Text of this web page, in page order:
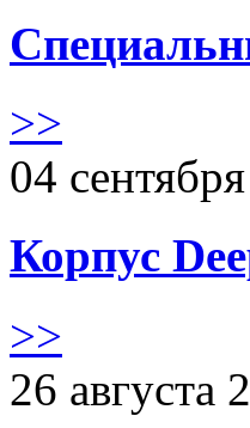
>>
04
Корпус
>>
26 августа